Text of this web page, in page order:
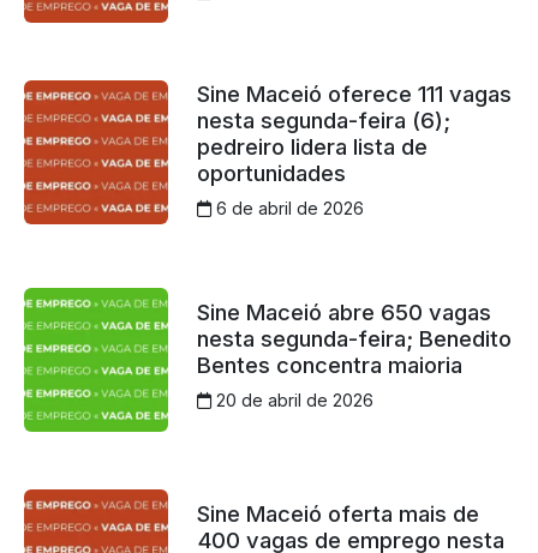
Sine Maceió oferece 111 vagas
nesta segunda-feira (6);
pedreiro lidera lista de
oportunidades
6 de abril de 2026
Sine Maceió abre 650 vagas
nesta segunda-feira; Benedito
Bentes concentra maioria
20 de abril de 2026
Sine Maceió oferta mais de
400 vagas de emprego nesta